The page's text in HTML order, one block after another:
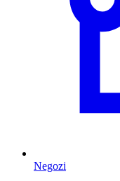
Negozi